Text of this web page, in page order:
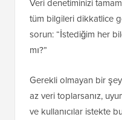
Veri denetiminizi
tüm bilgileri dikkatlice
sorun: “İstediğim her
mı?”
Gerekli olmayan bir
az veri toplarsanız,
ve kullanıcılar istekte